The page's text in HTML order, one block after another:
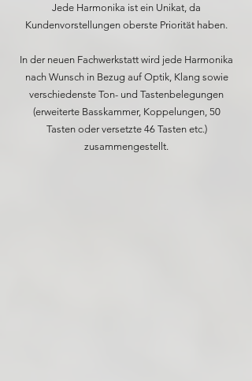
Jede Harmonika ist ein Unikat, da
Kundenvorstellungen oberste Priorität haben.
In der neuen Fachwerkstatt wird jede Harmonika
nach Wunsch in Bezug auf Optik, Klang sowie
verschiedenste Ton- und Tastenbelegungen
(erweiterte Basskammer, Koppelungen, 50
Tasten oder versetzte 46 Tasten etc.)
zusammengestellt.